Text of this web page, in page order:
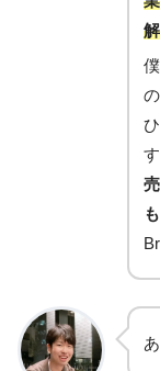
す